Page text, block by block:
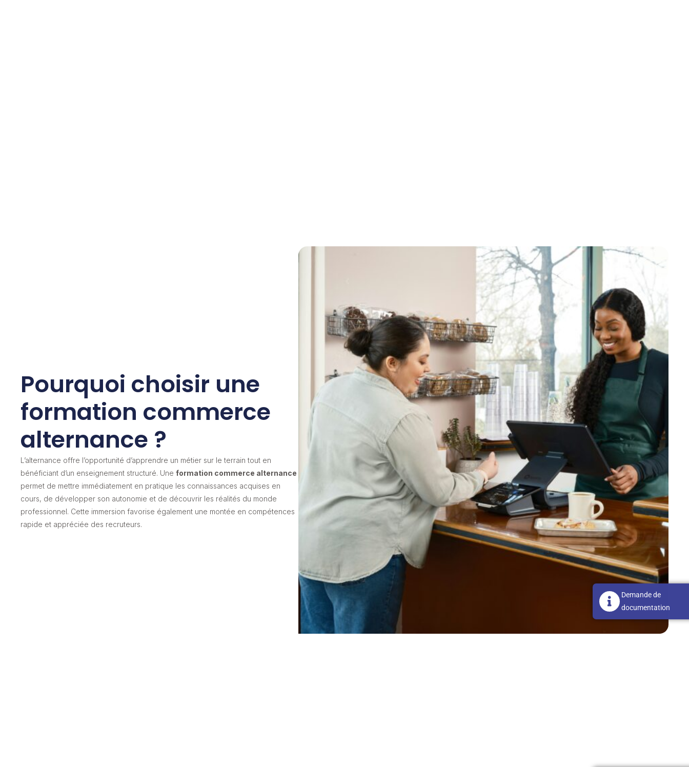
Pourquoi choisir une
formation commerce
alternance ?
L’alternance offre l’opportunité d’apprendre un métier sur le terrain tout en
bénéficiant d’un enseignement structuré. Uneformation commerce alternance
permet de mettre immédiatement en pratique les connaissances acquises en
cours, de développer son autonomie et de découvrir les réalités du monde
professionnel. Cette immersion favorise également une montée en compétences
rapide et appréciée des recruteurs.
Demande de
documentation